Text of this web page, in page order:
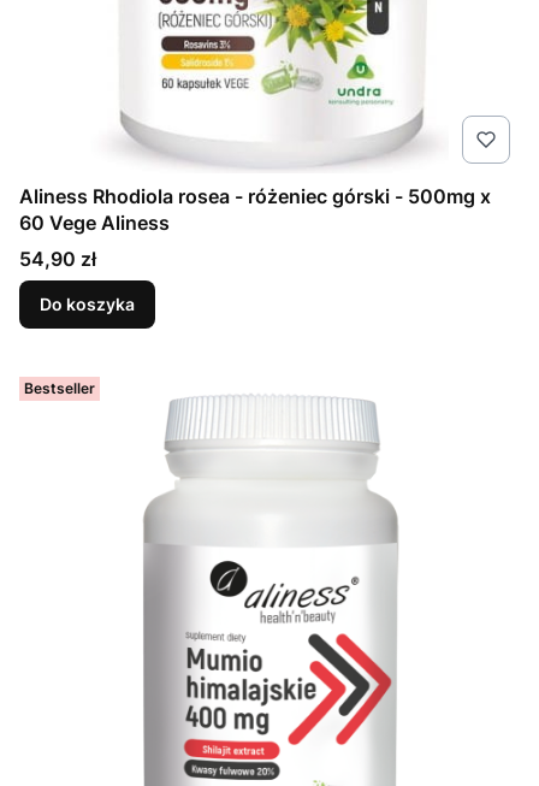
Aliness Rhodiola rosea - różeniec górski - 500mg x
60 Vege Aliness
Cena
54,90 zł
Do koszyka
Bestseller